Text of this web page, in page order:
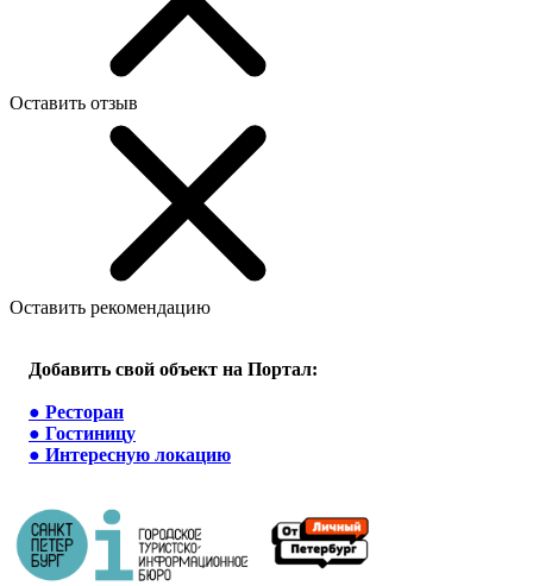
Оставить отзыв
Оставить рекомендацию
Добавить свой объект на Портал:
● Ресторан
● Гостиницу
● Интересную локацию